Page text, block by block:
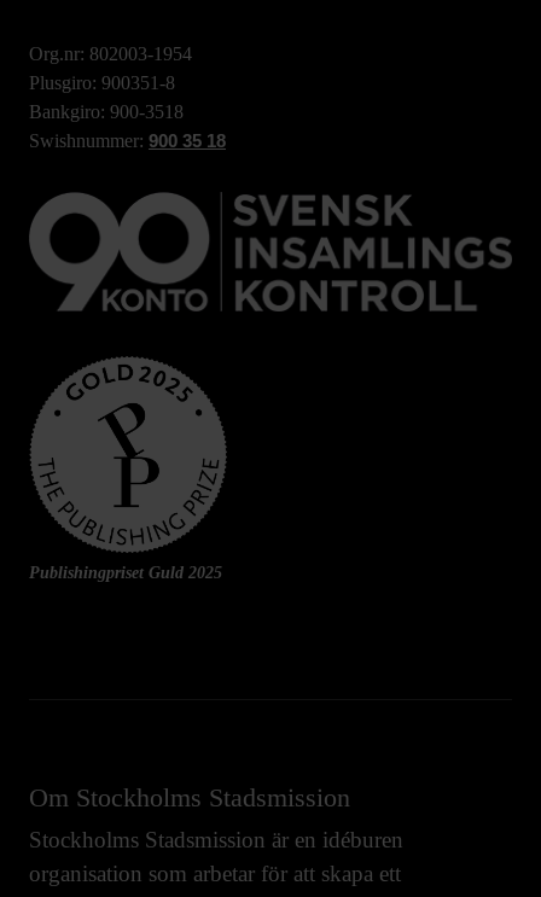
Org.nr: 802003-1954
Plusgiro: 900351-8
Bankgiro: 900-3518
Swishnummer: 900 35 18
Publishingpriset Guld 2025
Om Stockholms Stadsmission
Stockholms Stadsmission är en idéburen
organisation som arbetar för att skapa ett